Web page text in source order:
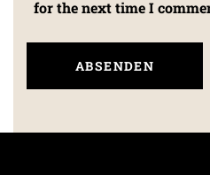
for the next time I